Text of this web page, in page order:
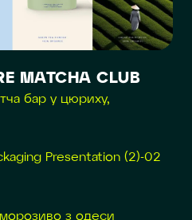
MATCHA CLUB
бар у цюриху,
з одеси